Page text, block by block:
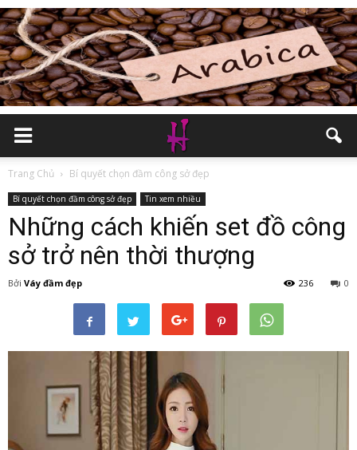
Trang Chủ Bí quyết chọn đầm công sở đẹp
Bí quyết chọn đầm công sở đẹp Tin xem nhiều
Những cách khiến set đồ công
sở trở nên thời thượng
Bởi Váy đầm đẹp 0
236